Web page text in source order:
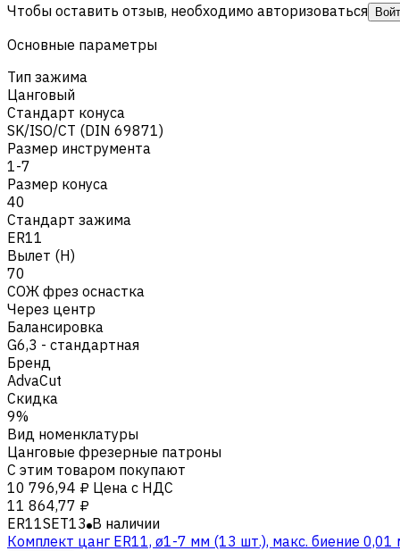
Чтобы оставить отзыв, необходимо авторизоваться
Основные параметры
Тип зажима
Цанговый
Стандарт конуса
SK/ISO/CT (DIN 69871)
Размер инструмента
1-7
Размер конуса
40
Стандарт зажима
ER11
Вылет (H)
70
СОЖ фрез оснастка
Через центр
Балансировка
G6,3 - стандартная
Бренд
AdvaCut
Скидка
9%
Вид номенклатуры
Цанговые фрезерные патроны
С этим товаром покупают
10 796,94 ₽ Цена с НДС
11 864,77 ₽
ER11SET13 В наличии
Комплект цанг ER11, ø1-7 мм (13 шт.), макс. биение 0,01